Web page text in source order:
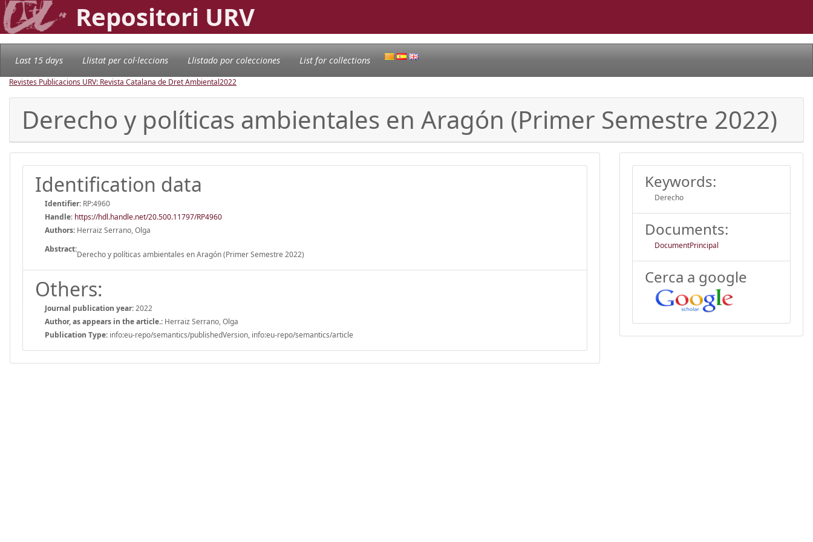
Repositori URV
Last 15 days Llistat per col·leccions Llistado por colecciones List for collections
Revistes Publicacions URV: Revista Catalana de Dret Ambiental2022
Derecho y políticas ambientales en Aragón (Primer Semestre 2022)
Identification data
Identifier: RP:4960
Handle: https://hdl.handle.net/20.500.11797/RP4960
Authors: Herraiz Serrano, Olga
Abstract:
Derecho y políticas ambientales en Aragón (Primer Semestre 2022)
Others:
Journal publication year:2022
Author, as appears in the article.: Herraiz Serrano, Olga
Publication Type: info:eu-repo/semantics/publishedVersion, info:eu-repo/semantics/article
Keywords:
Derecho
Documents:
DocumentPrincipal
Cerca a google